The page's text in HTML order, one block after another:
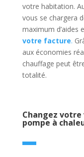
votre habitation.
vous se chargera
maximum d’aides
votre facture.
aux économies
chauffage peut
totalité.
Changez
pompe à